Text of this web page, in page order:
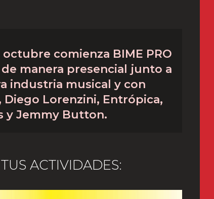
comienza BIME PRO
manera presencial junto a
industria musical y con
Diego Lorenzini, Entrópica,
y Jemmy Button.
ACTIVIDADES: